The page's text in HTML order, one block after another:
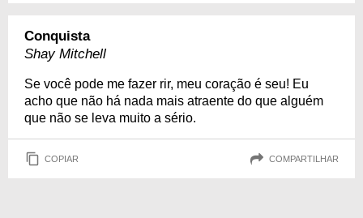
Conquista
Shay Mitchell
Se você pode me fazer rir, meu coração é seu! Eu
acho que não há nada mais atraente do que alguém
que não se leva muito a sério.
COPIAR COMPARTILHAR